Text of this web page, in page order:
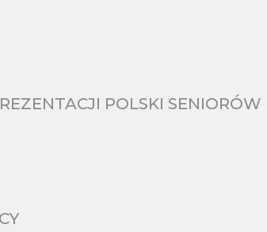
POLSKI SENIORÓW